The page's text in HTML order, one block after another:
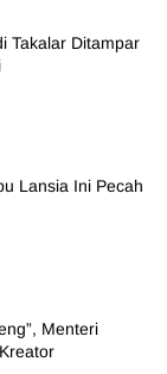
Takalar Ditampar
Lansia Ini Pecah
Menteri